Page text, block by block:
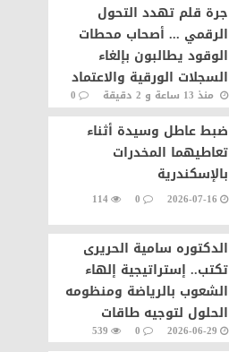
جرة قلم تهدد التحول
الرقمي ... أصحاب محطات
الوقود يطالبون بإلغاء
السجلات الورقية والاعتماد
على المنظومة الإلكترونية
منذ 13 ساعة و 2 دقيقة
0
61
ضبط عاطل وسيدة أثناء
تعاطيهما المخدرات
بالإسكندرية
2026-07-16
0
114
الدكتوره سامية الحريرى
تكتب.. إستراتيجية إلهاء
الشعوب بالرياضة ومنظومه
الحلول لتوجيه طاقات
الشعوب نحو التطور والابداع
2026-06-29
0
539